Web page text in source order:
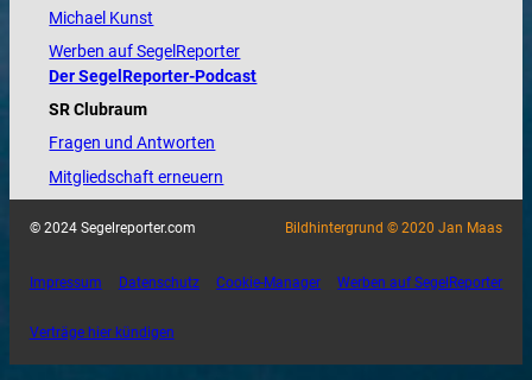
Michael Kunst
Werben auf SegelReporter
Der SegelReporter-Podcast
SR Clubraum
Fragen und Antworten
Mitgliedschaft erneuern
© 2024 Segelreporter.com Bildhintergrund © 2020 Jan Maas
Impressum Datenschutz Cookie-Manager Werben auf SegelReporter
Verträge hier kündigen